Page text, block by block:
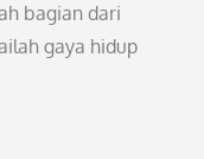
bagian dari
gaya hidup